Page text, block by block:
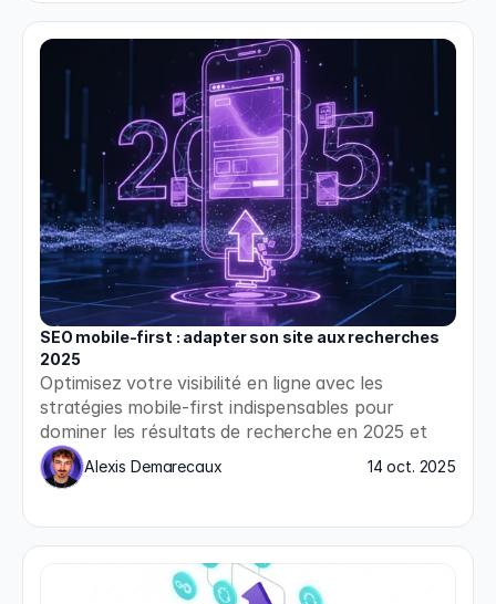
SEO mobile-first : adapter son site aux recherches
2025
Optimisez votre visibilité en ligne avec les
stratégies mobile-first indispensables pour
dominer les résultats de recherche en 2025 et
répondre aux nouvelles exigences de Google.
Alexis Demarecaux 14 oct. 2025